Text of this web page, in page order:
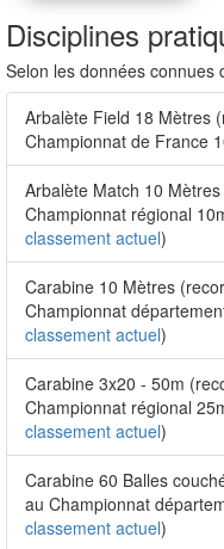
Disciplines
Selon les données connues
Arbalète Field 18 Mètres
Championnat de France
Arbalète Match 10
Championnat régional
classement actuel)
Carabine 10 Mètres
Championnat
classement actuel)
Carabine 3x20 - 50m
Championnat régional
classement actuel)
Carabine 60 Balles
au Championnat
classement actuel)